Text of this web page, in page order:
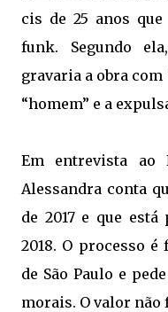
cis de 25 anos
funk. Segundo
gravaria a obra com
“homem” e a
Em entrevista ao
Alessandra conta
de 2017 e que
2018. O processo
de São Paulo e
morais. O valor não